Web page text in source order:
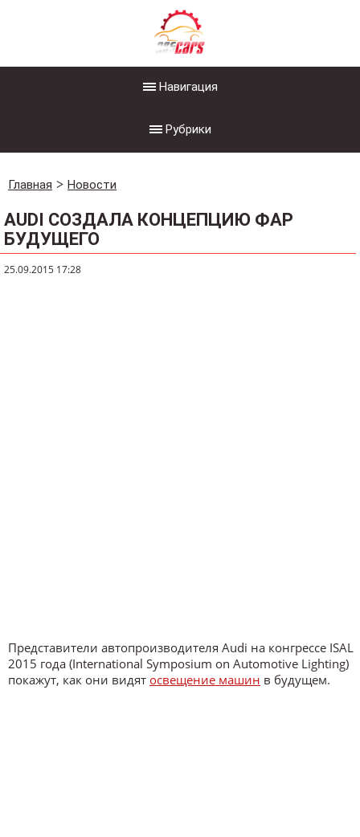
Навигация
Рубрики
Главная Новости
AUDI СОЗДАЛА КОНЦЕПЦИЮ ФАР
БУДУЩЕГО
25.09.2015 17:28
Представители автопроизводителя Audi на конгрессе ISAL
2015 года (International Symposium on Automotive Lighting)
покажут, как они видят освещение машин в будущем.